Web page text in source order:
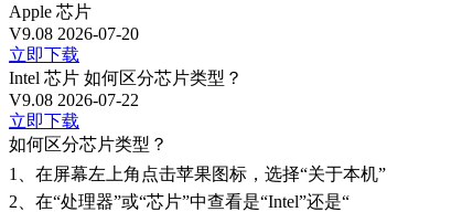
Apple 芯片
V9.08 2026-07-20
立即下载
Intel 芯片 如何区分芯片类型？
V9.08 2026-07-22
立即下载
如何区分芯片类型？
1、 在屏幕左上角点击苹果图标，选择“关于本机”
2、 在“处理器”或“芯片”中查看是“Intel”还是“